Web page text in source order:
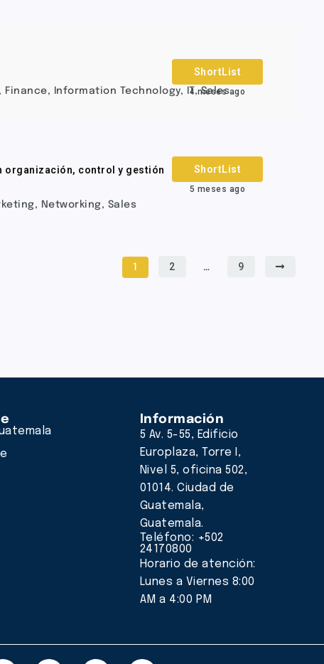
, Finance, Information Technology, IT,Sales
ShortList
4 meses ago
organización, control y gestión
, Networking , Sales
ShortList
5 meses ago
1 2 … 9
Información
5 Av. 5-55, Edificio
Europlaza, Torre I,
Nivel 5, oficina 502,
01014. Ciudad de
Guatemala,
Guatemala.
Teléfono: +502
24170800
Horario de atención:
Lunes a Viernes 8:00
AM a 4:00 PM